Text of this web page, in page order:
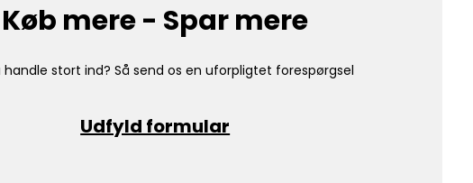
Køb mere - Spar mere
handle stort ind? Så send os en uforpligtet forespørgsel
Udfyld formular